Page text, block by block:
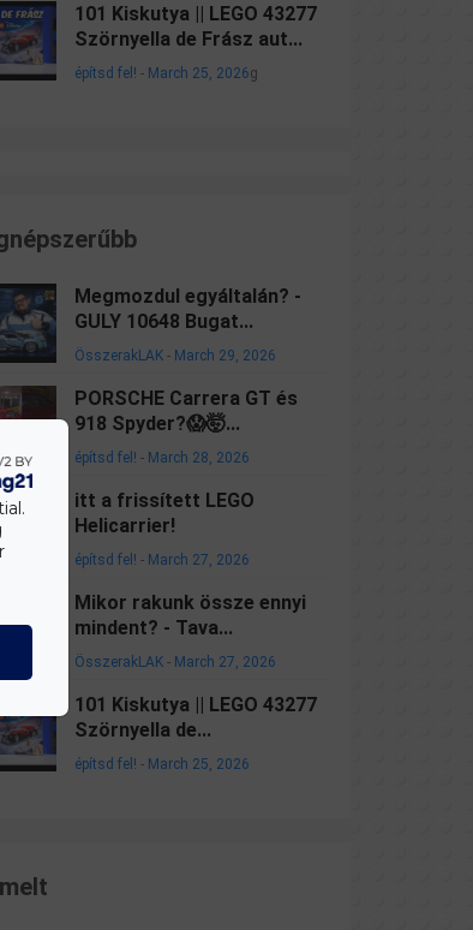
101 Kiskutya || LEGO 43277
Szörnyella de Frász aut...
építsd fel! - March 25, 2026g
Megmozdul egyáltalán? -
GULY 10648 Bugat...
ÖsszerakLAK - March 29, 2026
PORSCHE Carrera GT és
918 Spyder?😱🤯...
építsd fel! - March 28, 2026
itt a frissített LEGO
Helicarrier!
építsd fel! - March 27, 2026
Mikor rakunk össze ennyi
mindent? - Tava...
ÖsszerakLAK - March 27, 2026
101 Kiskutya || LEGO 43277
Szörnyella de...
építsd fel! - March 25, 2026